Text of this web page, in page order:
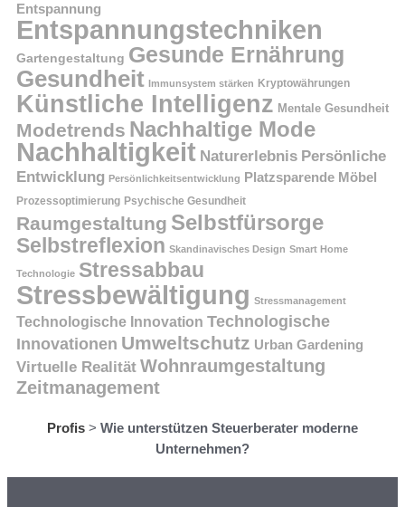
Entspannung
Entspannungstechniken
Gartengestaltung Gesunde Ernährung
Gesundheit Immunsystem stärken Kryptowährungen
Künstliche Intelligenz Mentale Gesundheit
Modetrends Nachhaltige Mode
Nachhaltigkeit Naturerlebnis Persönliche
Entwicklung Persönlichkeitsentwicklung Platzsparende Möbel
Prozessoptimierung Psychische Gesundheit
Raumgestaltung Selbstfürsorge
Selbstreflexion Skandinavisches Design Smart Home
Technologie Stressabbau
Stressbewältigung Stressmanagement
Technologische Innovation Technologische
Innovationen Umweltschutz Urban Gardening
Virtuelle Realität Wohnraumgestaltung
Zeitmanagement
Profis > Wie unterstützen Steuerberater moderne
Unternehmen?